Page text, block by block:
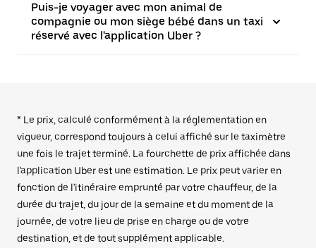
Puis-je voyager avec mon animal de
compagnie ou mon siège bébé dans un taxi
réservé avec l'application Uber ?
* Le prix, calculé conformément à la réglementation en
vigueur, correspond toujours à celui affiché sur le taximètre
une fois le trajet terminé. La fourchette de prix affichée dans
l'application Uber est une estimation. Le prix peut varier en
fonction de l'itinéraire emprunté par votre chauffeur, de la
durée du trajet, du jour de la semaine et du moment de la
journée, de votre lieu de prise en charge ou de votre
destination, et de tout supplément applicable.